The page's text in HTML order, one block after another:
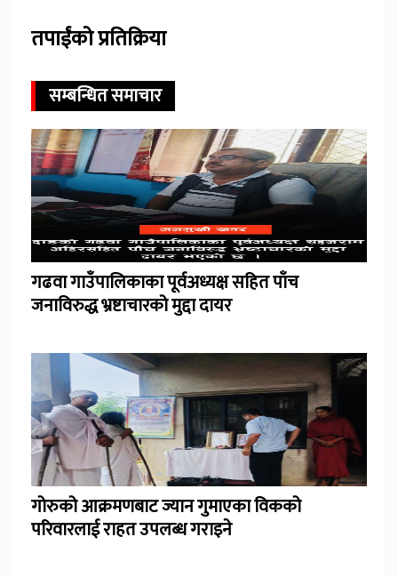
तपाईंको प्रतिक्रिया
सम्बन्धित समाचार
गढवा गाउँपालिकाका पूर्वअध्यक्ष सहित पाँच
जनाविरुद्ध भ्रष्टाचारको मुद्दा दायर
गोरुको आक्रमणबाट ज्यान गुमाएका विकको
परिवारलाई राहत उपलब्ध गराइने